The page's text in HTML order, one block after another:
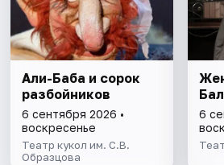
Али-Баба и сорок
разбойников
6 сентября 2026 •
воскресенье
Театр кукол им. С.В.
Образцова
6